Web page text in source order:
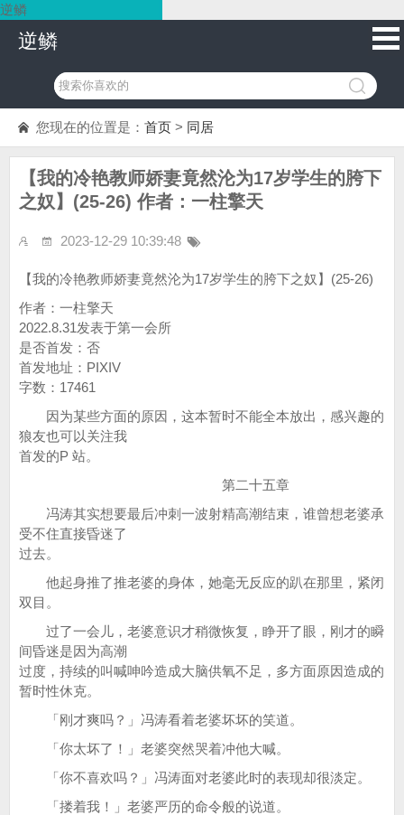
逆鳞
逆鳞
您现在的位置是： 首页 > 同居
【我的冷艳教师娇妻竟然沦为17岁学生的胯下
之奴】(25-26) 作者：一柱擎天
2023-12-29 10:39:48
【我的冷艳教师娇妻竟然沦为17岁学生的胯下之奴】(25-26)
作者：一柱擎天
2022.8.31发表于第一会所
是否首发：否
首发地址：PIXIV
字数：17461
因为某些方面的原因，这本暂时不能全本放出，感兴趣的
狼友也可以关注我
首发的P 站。
第二十五章
冯涛其实想要最后冲刺一波射精高潮结束，谁曾想老婆承
受不住直接昏迷了
过去。
他起身推了推老婆的身体，她毫无反应的趴在那里，紧闭
双目。
过了一会儿，老婆意识才稍微恢复，睁开了眼，刚才的瞬
间昏迷是因为高潮
过度，持续的叫喊呻吟造成大脑供氧不足，多方面原因造成的
暂时性休克。
「刚才爽吗？」冯涛看着老婆坏坏的笑道。
「你太坏了！」老婆突然哭着冲他大喊。
「你不喜欢吗？」冯涛面对老婆此时的表现却很淡定。
「搂着我！」老婆严历的命令般的说道。